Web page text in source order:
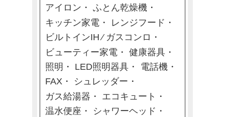
アイロン
ふとん乾燥機
キッチン家電
レンジフード
ビルトインIH ⁄ ガスコンロ
ビューティー家電
健康器具
照明
LED照明器具
電話機
FAX
シュレッダー
ガス給湯器
エコキュート
温水便座
シャワーヘッド